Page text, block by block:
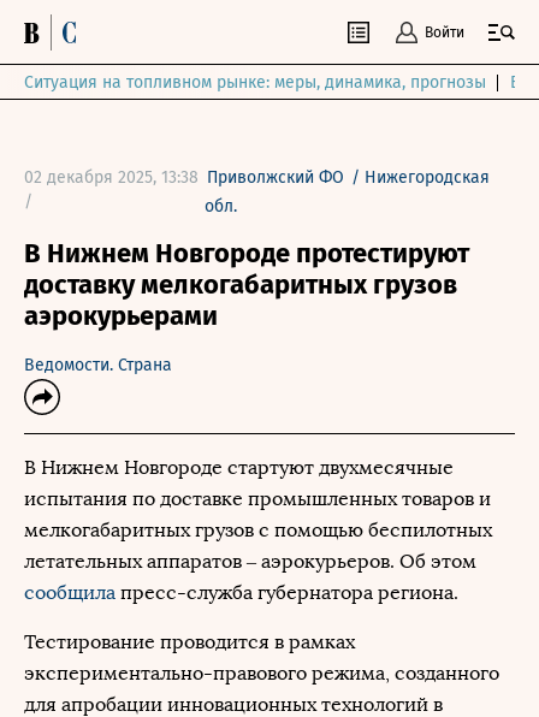
Войти
Ситуация на топливном рынке: меры, динамика, прогнозы
02 декабря 2025, 13:38
/
Приволжский ФО / Нижегородская
обл.
В Нижнем Новгороде протестируют
доставку мелкогабаритных грузов
аэрокурьерами
Ведомости. Страна
В Нижнем Новгороде стартуют двухмесячные
испытания по доставке промышленных товаров и
мелкогабаритных грузов с помощью беспилотных
летательных аппаратов – аэрокурьеров. Об этом
сообщила пресс-служба губернатора региона.
Тестирование проводится в рамках
экспериментально-правового режима, созданного
для апробации инновационных технологий в